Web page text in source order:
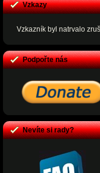
Vzkazy
Vzkazník byl natrvalo
Podpořte nás
Nevíte si rady?